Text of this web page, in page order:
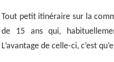
Tout petit itinéraire sur la
de 15 ans qui,
L’avantage de celle-ci, c’est